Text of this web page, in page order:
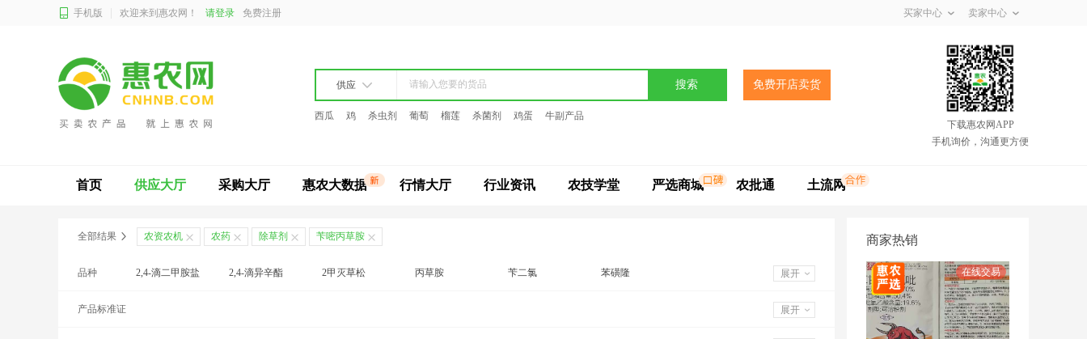
手机版 欢迎来到惠农网！ 请登录 免费注册 买家中心 卖家中心
供应 搜索 免费开店卖货
西瓜 鸡 杀虫剂 葡萄 榴莲 杀菌剂 鸡蛋
牛副产品
下载惠农网APP
手机询价，沟通更方便
首页 供应大厅 采购大厅 惠农大数据 行情大厅 行业资讯 农技学堂 严选商城 农批通 土流网
全部结果 农资农机 农药 除草剂 苄嘧丙草胺
品种 2,4-滴二甲胺盐 2,4-滴异辛酯 2甲灭草松 丙草胺 苄二氯 苯磺隆 展开
产品标准证 展开
商家热销